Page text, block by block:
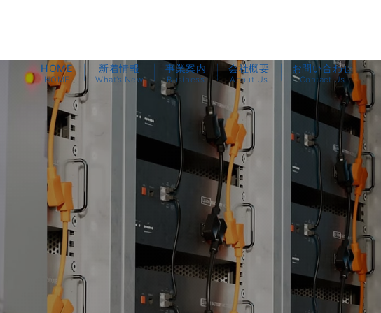
HOME
HOME
新着情報
What’s New
事業案内
Business
会社概要
About Us
お問い合わせ
Contact Us